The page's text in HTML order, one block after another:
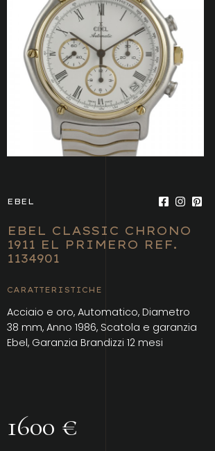
EBEL
EBEL CLASSIC CHRONO
1911 EL PRIMERO REF.
1134901
CARATTERISTICHE
Acciaio e oro, Automatico, Diametro
38 mm, Anno 1986, Scatola e garanzia
Ebel, Garanzia Brandizzi 12 mesi
1600 €